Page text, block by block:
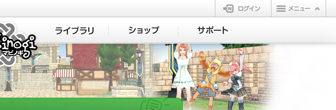
ログイン
マビノギ